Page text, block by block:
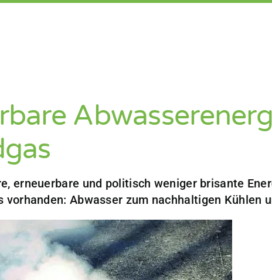
erneuerbare und politisch weniger brisante
vorhanden: Abwasser zum nachhaltigen Kühlen